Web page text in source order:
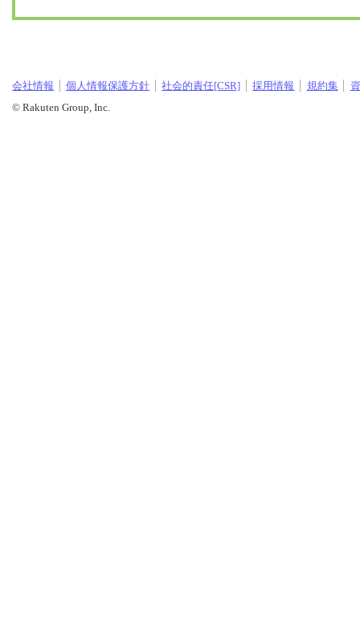
会社情報 個人情報保護方針 社会的責任[CSR] 採用情報 規約集
© Rakuten Group, Inc.